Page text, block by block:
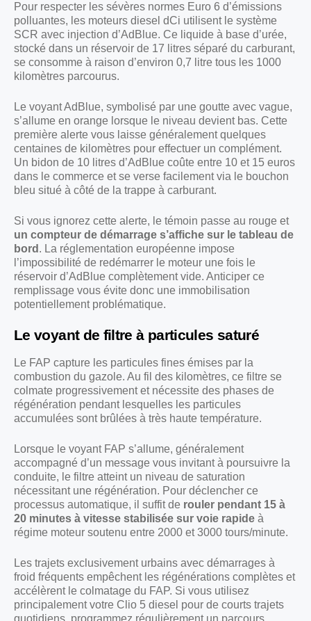
Pour respecter les sévères normes Euro 6 d’émissions
polluantes, les moteurs diesel dCi utilisent le système
SCR avec injection d’AdBlue. Ce liquide à base d’urée,
stocké dans un réservoir de 17 litres séparé du carburant,
se consomme à raison d’environ 0,7 litre tous les 1000
kilomètres parcourus.
Le voyant AdBlue, symbolisé par une goutte avec vague,
s’allume en orange lorsque le niveau devient bas. Cette
première alerte vous laisse généralement quelques
centaines de kilomètres pour effectuer un complément.
Un bidon de 10 litres d’AdBlue coûte entre 10 et 15 euros
dans le commerce et se verse facilement via le bouchon
bleu situé à côté de la trappe à carburant.
Si vous ignorez cette alerte, le témoin passe au rouge et
un compteur de démarrage s’affiche sur le tableau de
bord . La réglementation européenne impose
l’impossibilité de redémarrer le moteur une fois le
réservoir d’AdBlue complètement vide. Anticiper ce
remplissage vous évite donc une immobilisation
potentiellement problématique.
Le voyant de filtre à particules saturé
Le FAP capture les particules fines émises par la
combustion du gazole. Au fil des kilomètres, ce filtre se
colmate progressivement et nécessite des phases de
régénération pendant lesquelles les particules
accumulées sont brûlées à très haute température.
Lorsque le voyant FAP s’allume, généralement
accompagné d’un message vous invitant à poursuivre la
conduite, le filtre atteint un niveau de saturation
nécessitant une régénération. Pour déclencher ce
processus automatique, il suffit de rouler pendant 15 à
20 minutes à vitesse stabilisée sur voie rapide à
régime moteur soutenu entre 2000 et 3000 tours/minute.
Les trajets exclusivement urbains avec démarrages à
froid fréquents empêchent les régénérations complètes et
accélèrent le colmatage du FAP. Si vous utilisez
principalement votre Clio 5 diesel pour de courts trajets